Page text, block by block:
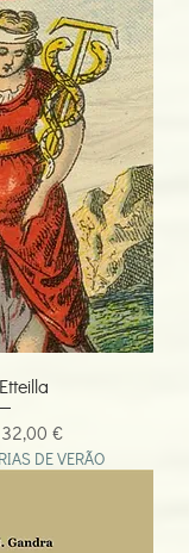
Preço promocional
32,00 €
DE VERÃO